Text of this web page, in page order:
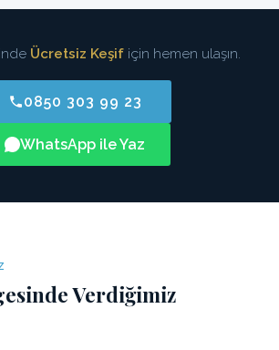
Ücretsiz Keşif için hemen ulaşın.
0850 303 99 23
WhatsApp ile Yaz
Verdiğimiz